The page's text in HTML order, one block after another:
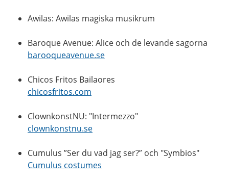
Awilas: Awilas magiska musikrum
Baroque Avenue: Alice och de levande sagorna
barooqueavenue.se
Chicos Fritos Bailaores
chicosfritos.com
ClownkonstNU: "Intermezzo"
clownkonstnu.se
Cumulus ”Ser du vad jag ser?” och "Symbios"
Cumulus costumes